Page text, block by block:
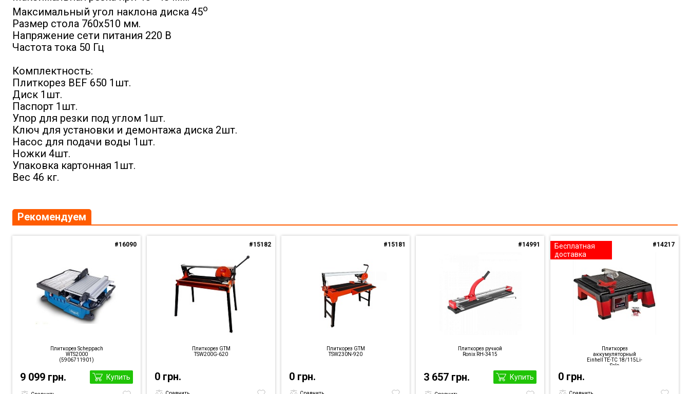
Максимальный угол наклона диска 45о
Размер стола 760х510 мм.
Напряжение сети питания 220 В
Частота тока 50 Гц
Комплектность:
Плиткорез BEF 650 1шт.
Диск 1шт.
Паспорт 1шт.
Упор для резки под углом 1шт.
Ключ для установки и демонтажа диска 2шт.
Насос для подачи воды 1шт.
Ножки 4шт.
Упаковка картонная 1шт.
Вес 46 кг.
Рекомендуем
#16090
Плиткорез Scheppach
WTS2000
(5906711901)
9 099 грн. Купить
#15182
Плиткорез GTM
TSW200G-620
0 грн.
#15181
Плиткорез GTM
TSW230N-920
0 грн.
#14991
Плиткорез ручной
Ronix RH-3415
3 657 грн. Купить
Бесплатная
доставка
#14217
Плиткорез
аккумуляторный
Einhell TE-TC 18/115Li-
Solo
0 грн.